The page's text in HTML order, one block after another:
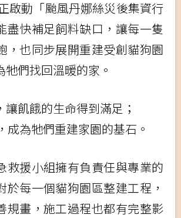
啟動「颱風丹娜絲災後集資行
盡快補足飼料缺口，讓每一隻
，也同步展開重建受創貓狗園
牠們找回溫暖的家。
讓飢餓的生命得到滿足；
成為牠們重建家園的基石。
救援小組擁有負責任與專業的
於每一個貓狗園區整建工程，
規畫，施工過程也都有完整影